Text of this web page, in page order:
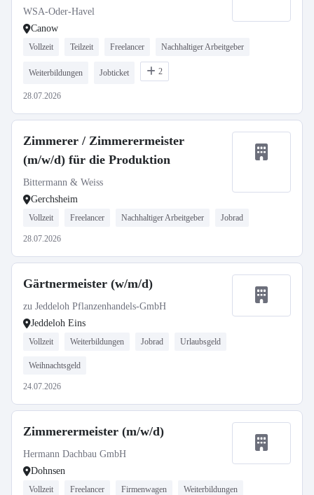
Wasserbaumeister (m/w/d)
WSA-Oder-Havel
Canow
Vollzeit Teilzeit Freelancer Nachhaltiger Arbeitgeber
Weiterbildungen Jobticket 2
28.07.2026
Zimmerer / Zimmerermeister
(m/w/d) für die Produktion
Bittermann & Weiss
Gerchsheim
Vollzeit Freelancer Nachhaltiger Arbeitgeber Jobrad
28.07.2026
Gärtnermeister (w/m/d)
zu Jeddeloh Pflanzenhandels-GmbH
Jeddeloh Eins
Vollzeit Weiterbildungen Jobrad Urlaubsgeld
Weihnachtsgeld
24.07.2026
Zimmerermeister (m/w/d)
Hermann Dachbau GmbH
Dohnsen
Vollzeit Freelancer Firmenwagen Weiterbildungen